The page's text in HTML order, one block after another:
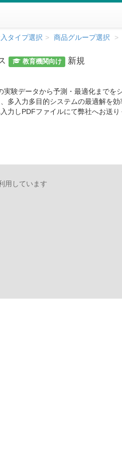
タイプ選択 商品グループ選択
教育機関向け 新規
験データから予測・最適化まで
多入力多目的システムの最適解を効
力しPDFファイルにて弊社へお
用しています